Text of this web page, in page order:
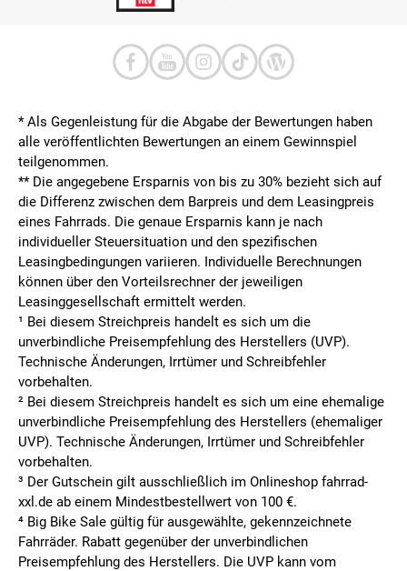
* Als Gegenleistung für die Abgabe der Bewertungen haben
alle veröffentlichten Bewertungen an einem Gewinnspiel
teilgenommen.
** Die angegebene Ersparnis von bis zu 30% bezieht sich auf
die Differenz zwischen dem Barpreis und dem Leasingpreis
eines Fahrrads. Die genaue Ersparnis kann je nach
individueller Steuersituation und den spezifischen
Leasingbedingungen variieren. Individuelle Berechnungen
können über den Vorteilsrechner der jeweiligen
Leasinggesellschaft ermittelt werden.
¹ Bei diesem Streichpreis handelt es sich um die
unverbindliche Preisempfehlung des Herstellers (UVP).
Technische Änderungen, Irrtümer und Schreibfehler
vorbehalten.
² Bei diesem Streichpreis handelt es sich um eine ehemalige
unverbindliche Preisempfehlung des Herstellers (ehemaliger
UVP). Technische Änderungen, Irrtümer und Schreibfehler
vorbehalten.
³ Der Gutschein gilt ausschließlich im Onlineshop fahrrad-
xxl.de ab einem Mindestbestellwert von 100 €.
⁴ Big Bike Sale gültig für ausgewählte, gekennzeichnete
Fahrräder. Rabatt gegenüber der unverbindlichen
Preisempfehlung des Herstellers. Die UVP kann vom